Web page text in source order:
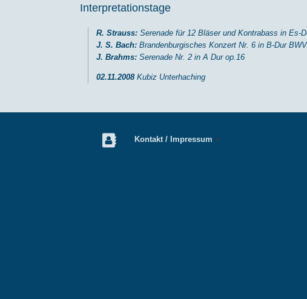
Interpretationstage
R. Strauss: Serenade für 12 Bläser und Kontrabass in Es-
J. S. Bach: Brandenburgisches Konzert Nr. 6 in B-Dur
J. Brahms: Serenade Nr. 2 in A Dur op.16
02.11.2008 Kubiz Unterhaching
Kontakt / Impressum